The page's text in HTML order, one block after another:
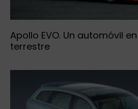
Apollo EVO. Un automóvil
terrestre